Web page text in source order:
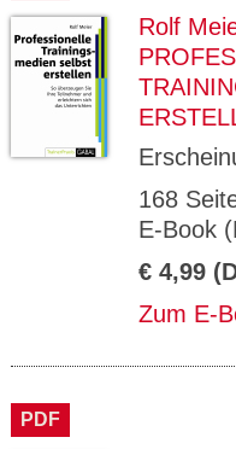
Rolf
168
E-Book
€ 4,99
Zum E-
PDF